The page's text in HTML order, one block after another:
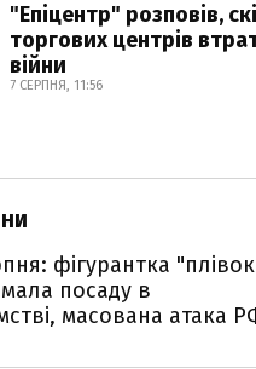
"Епіцентр" розповів,
торгових центрів
війни
7 СЕРПНЯ, 11:56
фігурантка "плівок
посаду в
масована атака